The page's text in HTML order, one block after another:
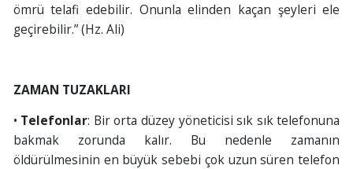
ömrü telafi edebilir. Onunla elinden kaçan şeyleri ele
geçirebilir.” (Hz. Ali)
ZAMAN TUZAKLARI
• Telefonlar: Bir orta düzey yöneticisi sık sık telefonuna
bakmak zorunda kalır. Bu nedenle zamanın
öldürülmesinin en büyük sebebi çok uzun süren telefon